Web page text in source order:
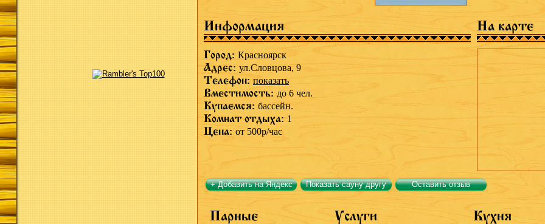
Информация На карте
Город: Красноярск
Адрес: ул.Словцова, 9
Телефон: показать
Вместимость: до 6 чел.
Купаемся: бассейн.
Комнат отдыха: 1
Цена: от 500р/час
+ Добавить на Яндекс Показать сауну другу Оставить отзыв
Парные Услуги Кухня